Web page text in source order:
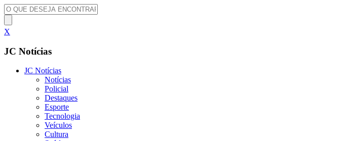
X
JC Notícias
JC Notícias
Notícias
Policial
Destaques
Esporte
Tecnologia
Veículos
Cultura